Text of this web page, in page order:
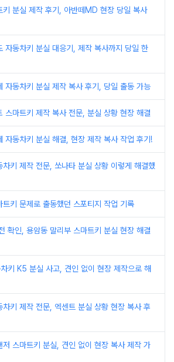
키 분실 제작 후기, 아반떼MD 현장 당일 복사
자동차키 분실 대응기, 제작 복사까지 당일 한
자동차키 분실 제작 복사 후기, 당일 출동 가능
스마트키 제작 복사 전문, 분실 상황 현장 해결
자동차키 분실 해결, 현장 제작 복사 작업 후기!
차키 제작 전문, 쏘나타 분실 상황 이렇게 해결했
트키 문제로 출동했던 스포티지 작업 기록
확인, 용암동 말리부 스마트키 분실 현장 해결
키 K5 분실 사고, 견인 없이 현장 제작으로 해
차키 제작 전문, 엑센트 분실 상황 현장 복사 후
저 스마트키 분실, 견인 없이 현장 복사 제작 가